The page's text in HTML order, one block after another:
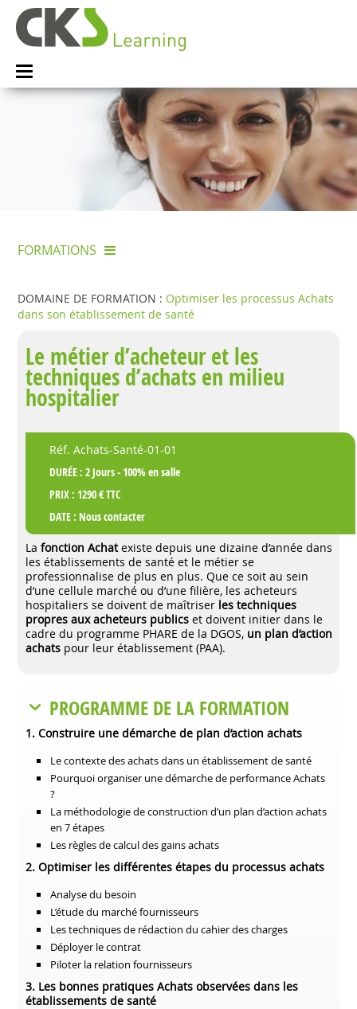
FORMATIONS
DOMAINE DE FORMATION :Optimiser les processus Achats
dans son établissement de santé
Le métier d’acheteur et les
techniques d’achats en milieu
hospitalier
Réf. Achats-Santé-01-01
DURÉE : 2 Jours - 100% en salle
PRIX : 1290 € TTC
DATE :Nous contacter
Lafonction Achatexiste depuis une dizaine d’année dans
les établissements de santé et le métier se
professionnalise de plus en plus. Que ce soit au sein
d’une cellule marché ou d’une filière, les acheteurs
hospitaliers se doivent de maîtriser les techniques
propres aux acheteurs publics et doivent initier dans le
cadre du programme PHARE de la DGOS, un plan d’action
achats pour leur établissement (PAA).
PROGRAMME DE LA FORMATION
1. Construire une démarche de plan d’action achats
Le contexte des achats dans un établissement de santé
Pourquoi organiser une démarche de performance Achats
?
La méthodologie de construction d’un plan d’action achats
en 7 étapes
Les règles de calcul des gains achats
2. Optimiser les différentes étapes du processus achats
Analyse du besoin
L’étude du marché fournisseurs
Les techniques de rédaction du cahier des charges
Déployer le contrat
Piloter la relation fournisseurs
3. Les bonnes pratiques Achats observées dans les
établissements de santé